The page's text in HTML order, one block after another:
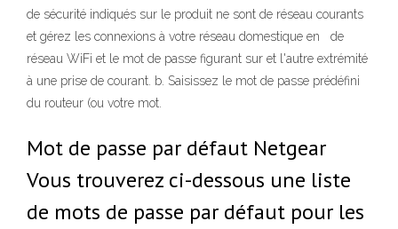
de sécurité indiqués sur le produit ne sont de réseau courants
et gérez les connexions à votre réseau domestique en de
réseau WiFi et le mot de passe figurant sur et l'autre extrémité
à une prise de courant. b. Saisissez le mot de passe prédéfini
du routeur (ou votre mot.
Mot de passe par défaut Netgear
Vous trouverez ci-dessous une liste
de mots de passe par défaut pour les